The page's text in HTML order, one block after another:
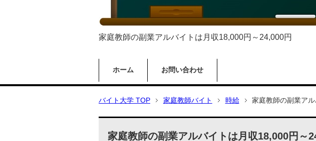
家庭教師の副業アルバイトは月収18,000円～24,000円
ホーム お問い合わせ
バイト大学 TOP 家庭教師バイト 時給 家庭教師の副業ア
家庭教師の副業アルバイトは月収18,000円～